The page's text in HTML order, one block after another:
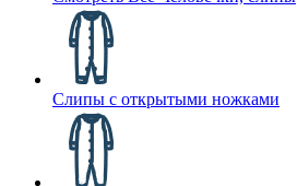
Слипы с открытыми ножками